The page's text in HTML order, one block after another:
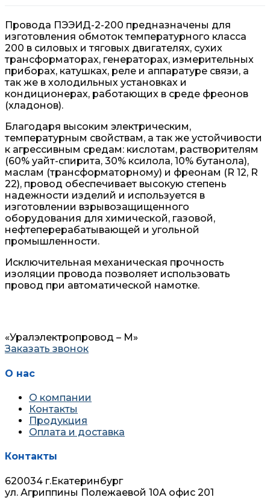
Провода ПЭЭИД-2-200 предназначены для
изготовления обмоток температурного класса
200 в силовых и тяговых двигателях, сухих
трансформаторах, генераторах, измерительных
приборах, катушках, реле и аппаратуре связи, а
так же в холодильных установках и
кондиционерах, работающих в среде фреонов
(хладонов).
Благодаря высоким электрическим,
температурным свойствам, а так же устойчивости
к агрессивным средам: кислотам, растворителям
(60% уайт-спирита, 30% ксилола, 10% бутанола),
маслам (трансформаторному) и фреонам (R 12, R
22), провод обеспечивает высокую степень
надежности изделий и используется в
изготовлении взрывозащищенного
оборудования для химической, газовой,
нефтеперерабатывающей и угольной
промышленности.
Исключительная механическая прочность
изоляции провода позволяет использовать
провод при автоматической намотке.
«Уралэлектропровод – М»
Заказать звонок
О нас
О компании
Контакты
Продукция
Оплата и доставка
Контакты
620034 г.Екатеринбург
ул. Агриппины Полежаевой 10А офис 201